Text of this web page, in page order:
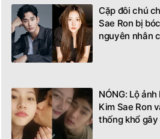
Cặp đôi chú
Sae Ron bị
nguyên nhân
NÓNG: Lộ
Kim Sae Ron
thống khổ